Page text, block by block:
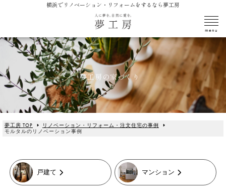
横浜でリノベーション・リフォームをするなら夢工房
夢工房の家づくり
夢工房 TOP
リノベーション・リフォーム・注文住宅の事例
モルタルのリノベーション事例
戸建て マンション